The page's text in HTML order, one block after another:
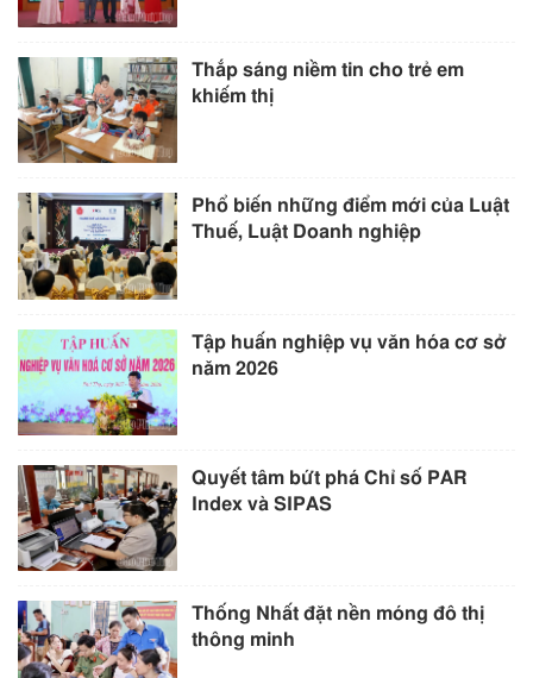
Thắp sáng niềm tin cho trẻ em
khiếm thị
Phổ biến những điểm mới của Luật
Thuế, Luật Doanh nghiệp
Tập huấn nghiệp vụ văn hóa cơ sở
năm 2026
Quyết tâm bứt phá Chỉ số PAR
Index và SIPAS
Thống Nhất đặt nền móng đô thị
thông minh